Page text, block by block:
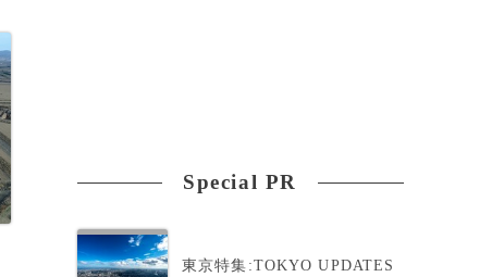
Special PR
東京特集:TOKYO UPDATES